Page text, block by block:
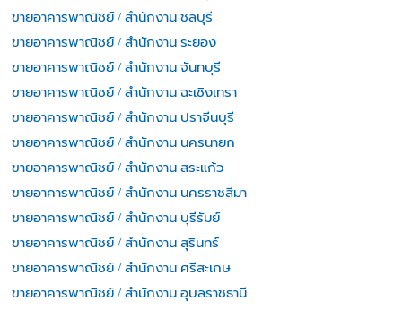
ขายอาคารพาณิชย์ / สำนักงาน ชลบุรี
ขายอาคารพาณิชย์ / สำนักงาน ระยอง
ขายอาคารพาณิชย์ / สำนักงาน จันทบุรี
ขายอาคารพาณิชย์ / สำนักงาน ฉะเชิงเทรา
ขายอาคารพาณิชย์ / สำนักงาน ปราจีนบุรี
ขายอาคารพาณิชย์ / สำนักงาน นครนายก
ขายอาคารพาณิชย์ / สำนักงาน สระแก้ว
ขายอาคารพาณิชย์ / สำนักงาน นครราชสีมา
ขายอาคารพาณิชย์ / สำนักงาน บุรีรัมย์
ขายอาคารพาณิชย์ / สำนักงาน สุรินทร์
ขายอาคารพาณิชย์ / สำนักงาน ศรีสะเกษ
ขายอาคารพาณิชย์ / สำนักงาน อุบลราชธานี